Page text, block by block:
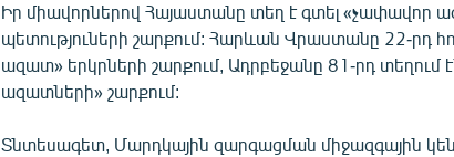
Իր միավորներով Հայաստանը տեղ է գտել «չափավոր
պետություների շարքում: Հարևան Վրաստանը 22-րդ
ազատ» երկրների շարքում, Ադրբեջանը 81-րդ տեղում
ազատների» շարքում:
Տնտեսագետ, Մարդկային զարգացման միջազգային